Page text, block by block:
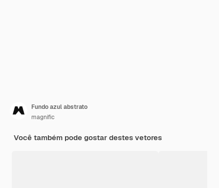
Fundo azul abstrato
magnific
Você também pode gostar destes vetores